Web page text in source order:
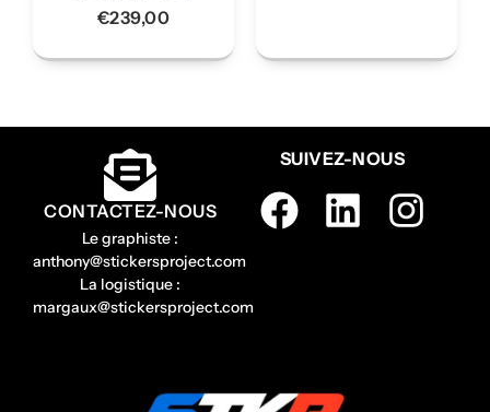
€239,00
CONTACTEZ-NOUS
Le graphiste :
anthony@stickersproject.com
La logistique :
margaux@stickersproject.com
SUIVEZ-NOUS